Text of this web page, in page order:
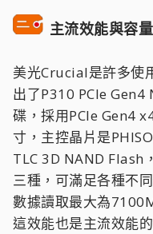
主流效能與容
美光Crucial是許多使
出了P310 PCIe Gen4
碟，採用PCIe Gen4
寸，主控晶片是
TLC 3D NAND Flash
三種，可滿足各種不
數據讀取最大為
這效能也是主流效能